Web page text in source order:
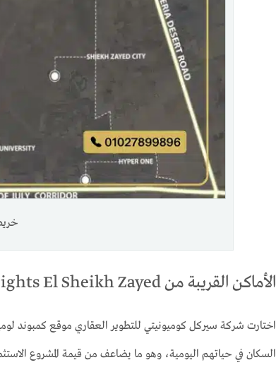
الأماكن القريبة من Lumin Heights El Sheikh Zayed
اختارت شركة سيركل كوميونيتي للتطوير العقاري موقع كمبوند
السكان في حياتهم اليومية، وهو ما يضاعف من قيمة المشروع